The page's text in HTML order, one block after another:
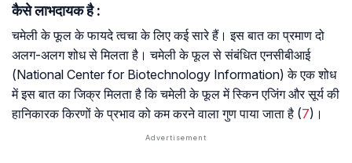
कैसे लाभदायक है :
चमेली के फूल के फायदे त्वचा के लिए कई सारे हैं। इस बात का प्रमाण दो
अलग-अलग शोध से मिलता है। चमेली के फूल से संबंधित एनसीबीआई
(National Center for Biotechnology Information) के एक शोध
में इस बात का जिक्र मिलता है कि चमेली के फूल में स्किन एजिंग और सूर्य की
हानिकारक किरणों के प्रभाव को कम करने वाला गुण पाया जाता है (7)।